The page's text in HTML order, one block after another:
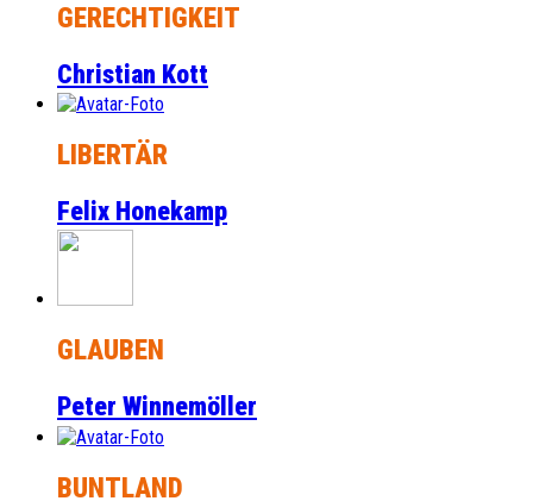
GERECHTIGKEIT
Christian Kott
LIBERTÄR
Felix Honekamp
GLAUBEN
Peter Winnemöller
BUNTLAND